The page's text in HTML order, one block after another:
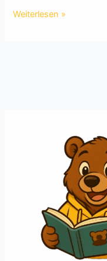
Die
Weiterlesen »